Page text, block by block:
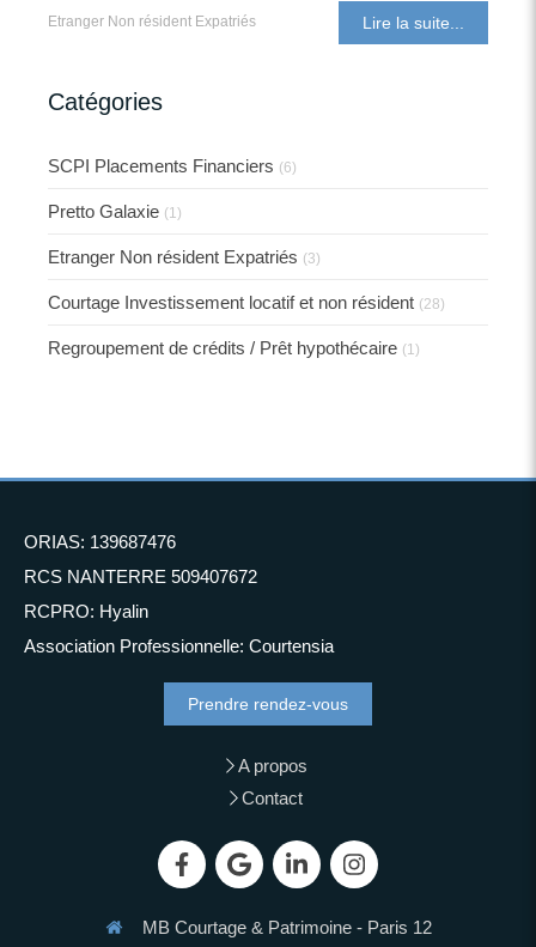
Etranger Non résident Expatriés Lire la suite...
Catégories
SCPI Placements Financiers (6)
Pretto Galaxie (1)
Etranger Non résident Expatriés (3)
Courtage Investissement locatif et non résident (28)
Regroupement de crédits / Prêt hypothécaire (1)
ORIAS: 139687476
RCS NANTERRE 509407672
RCPRO: Hyalin
Association Professionnelle: Courtensia
Prendre rendez-vous
A propos
Contact
MB Courtage & Patrimoine - Paris 12